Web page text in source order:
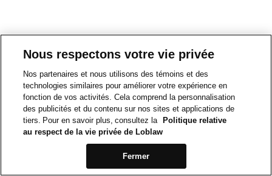
Nous respectons votre vie privée
Nos partenaires et nous utilisons des témoins et des
technologies similaires pour améliorer votre expérience en
fonction de vos activités. Cela comprend la personnalisation
des publicités et du contenu sur nos sites et applications de
tiers. Pour en savoir plus, consultez la
Politique relative
au respect de la vie privée de Loblaw
Fermer